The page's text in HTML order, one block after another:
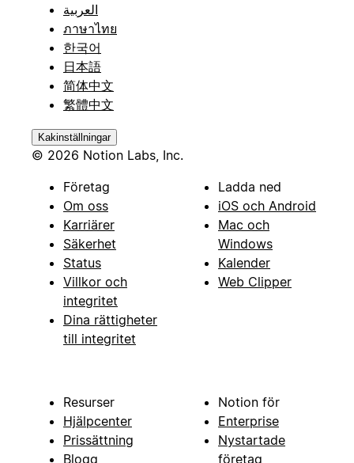
العربية
ภาษาไทย
한국어
日本語
简体中文
繁體中文
Kakinställningar
© 2026 Notion Labs, Inc.
Företag
Om oss
Karriärer
Säkerhet
Status
Villkor och
integritet
Dina rättigheter
till integritet
Ladda ned
iOS och Android
Mac och
Windows
Kalender
Web Clipper
Resurser
Hjälpcenter
Prissättning
Blogg
Notion för
Enterprise
Nystartade
företag